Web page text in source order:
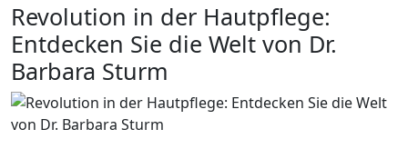
Revolution in der Hautpflege:
Entdecken Sie die Welt von Dr.
Barbara Sturm